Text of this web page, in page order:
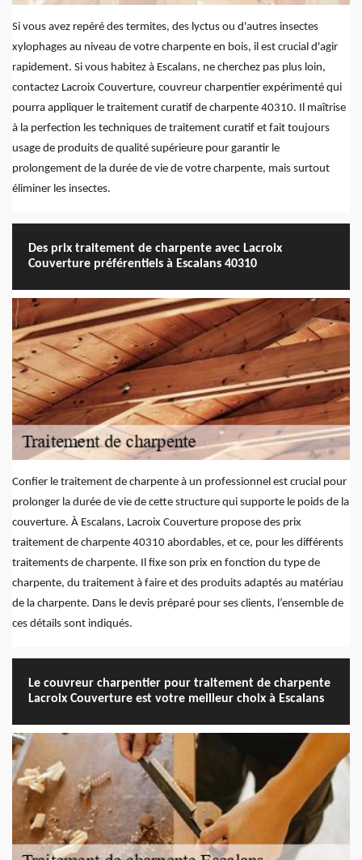
Si vous avez repéré des termites, des lyctus ou d'autres insectes
xylophages au niveau de votre charpente en bois, il est crucial d'agir
rapidement. Si vous habitez à Escalans, ne cherchez pas plus loin,
contactez Lacroix Couverture, couvreur charpentier expérimenté qui
pourra appliquer le traitement curatif de charpente 40310. Il maîtrise
à la perfection les techniques de traitement curatif et fait toujours
usage de produits de qualité supérieure pour garantir le
prolongement de la durée de vie de votre charpente, mais surtout
éliminer les insectes.
Des prix traitement de charpente avec Lacroix
Couverture préférentiels à Escalans 40310
Confier le traitement de charpente à un professionnel est crucial pour
prolonger la durée de vie de cette structure qui supporte le poids de la
couverture. À Escalans, Lacroix Couverture propose des prix
traitement de charpente 40310 abordables, et ce, pour les différents
traitements de charpente. Il fixe son prix en fonction du type de
charpente, du traitement à faire et des produits adaptés au matériau
de la charpente. Dans le devis préparé pour ses clients, l’ensemble de
ces détails sont indiqués.
Le couvreur charpentier pour traitement de charpente
Lacroix Couverture est votre meilleur choix à Escalans